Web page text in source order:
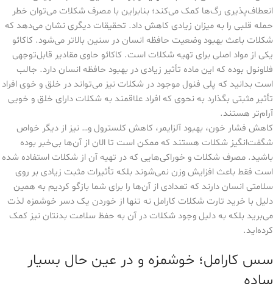
انعطاف‌پذیری رگ‌ها کمک می‌کند؛ بنابراین با مصرف شکلات می‌توان خطر
حمله قلبی را به میزان زیادی کاهش داد. تحقیقات دیگری نشان می‌دهد که
شکلات باعث بهبود وضعیت حافظه انسان در سنین بالاتر می‌شود. کاکائو
یکی از مواد اصلی برای تهیه شکلات است. کاکائو حاوی مقادیر قابل‌توجهی
فلاونول بوده که این ماده تأثیر زیادی در بهبود حافظه انسان دارد. جالب
است بدانید که پلی فنول موجود در شکلات نیز می‌تواند در خلق و خوی افراد
تأثیر مثبتی بگذارد به نحوی که افراد علاقمند به شکلات دارای خلق و خویی
آرام‌تر هستند.
کاهش فشار خون، بهبود آلزایمر، کاهش کلسترول و… نیز از دیگر خواص
شگفت‌انگیز شکلات هستند که ممکن است تا الان از آن‌ها بی‌خبر بوده
باشید. مصرف شکلات و خوراکی‌هایی که در تهیه آن از شکلات استفاده شده
است فقط باعث افزایش وزن نمی‌شوند بلکه تأثیرات مثبت زیادی بر روی
سلامتی انسان دارند که تعدادی از آن‌ها را برای شما بازگو کردیم به همین
دلیل با خرید تارت شکلات کارامل نه تنها از خوردن یک دسر خوشمزه لذت
می‌برید بلکه به دلیل وجود شکلات در آن به حفظ سلامت بدنتان نیز کمک
کرده‌اید.
سس کارامل؛ خوشمزه و در عین حال بسیار
ساده